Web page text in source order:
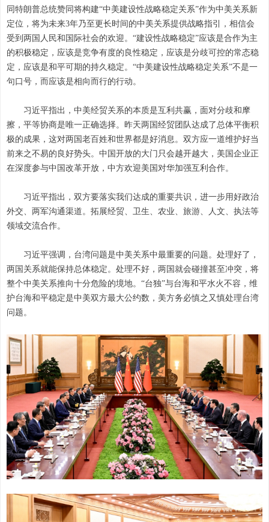
同特朗普总统赞同将构建“中美建设性战略稳定关系”作为中美关系新
定位，将为未来3年乃至更长时间的中美关系提供战略指引，相信会
受到两国人民和国际社会的欢迎。“建设性战略稳定”应该是合作为主
的积极稳定，应该是竞争有度的良性稳定，应该是分歧可控的常态稳
定，应该是和平可期的持久稳定。“中美建设性战略稳定关系”不是一
句口号，而应该是相向而行的行动。
习近平指出，中美经贸关系的本质是互利共赢，面对分歧和摩
擦，平等协商是唯一正确选择。昨天两国经贸团队达成了总体平衡积
极的成果，这对两国老百姓和世界都是好消息。双方应一道维护好当
前来之不易的良好势头。中国开放的大门只会越开越大，美国企业正
在深度参与中国改革开放，中方欢迎美国对华加强互利合作。
习近平指出，双方要落实我们达成的重要共识，进一步用好政治
外交、两军沟通渠道。拓展经贸、卫生、农业、旅游、人文、执法等
领域交流合作。
习近平强调，台湾问题是中美关系中最重要的问题。处理好了，
两国关系就能保持总体稳定。处理不好，两国就会碰撞甚至冲突，将
整个中美关系推向十分危险的境地。“台独”与台海和平水火不容，维
护台海和平稳定是中美双方最大公约数，美方务必慎之又慎处理台湾
问题。